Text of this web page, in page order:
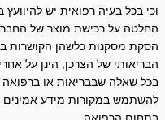
וכי בכל בעיה רפואית יש להיוועץ
החלטה על רכישת מוצר של
הסקת מסקנות כלשהן הקושרות
הבריאותי של הצרכן, הינן על
בכל שאלה שבבריאות או ברפואה
להשתמש במקורות מידע אמינים
בתחום הרפואה.